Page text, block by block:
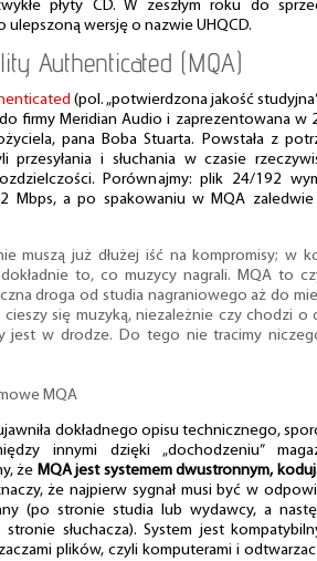
płyty CD. W zeszłym roku do
wersję o nazwie UHQCD.
Authenticated (MQA)
(pol. „potwierdzona jakość
firmy Meridian Audio i zaprezentowana w
pana Boba Stuarta. Powstała z
przesyłania i słuchania w czasie
Porównajmy: plik 24/192
Mbps, a po spakowaniu w MQA
muszą już dłużej iść na kompromisy; w
dokładnie to, co muzycy nagrali. MQA to
droga od studia nagraniowego aż do
cieszy się muzyką, niezależnie czy chodzi o
jest w drodze. Do tego nie tracimy
MQA
dokładnego opisu technicznego,
innymi dzięki „dochodzeniu”
że MQA jest systemem dwustronnym,
że najpierw sygnał musi być w
(po stronie studia lub wydawcy, a
słuchacza). System jest
plików, czyli komputerami i